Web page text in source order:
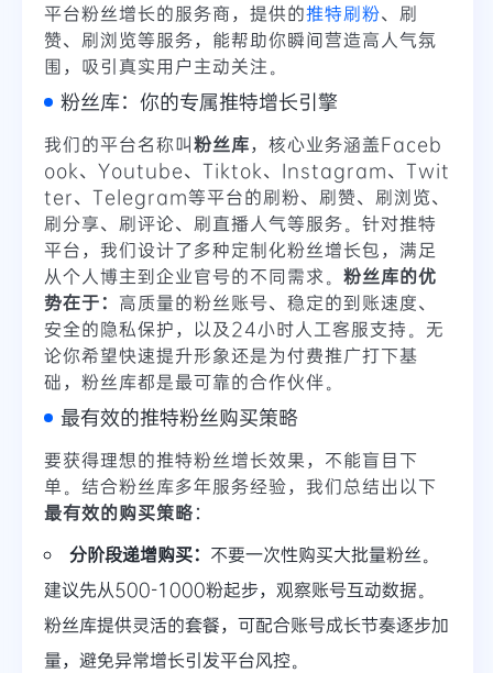
平台粉丝增长的服务商，提供的推特刷粉、刷
赞、刷浏览等服务，能帮助你瞬间营造高人气氛
围，吸引真实用户主动关注。
粉丝库：你的专属推特增长引擎
我们的平台名称叫粉丝库，核心业务涵盖Faceb
ook、Youtube、Tiktok、Instagram、Twit
ter、Telegram等平台的刷粉、刷赞、刷浏览、
刷分享、刷评论、刷直播人气等服务。针对推特
平台，我们设计了多种定制化粉丝增长包，满足
从个人博主到企业官号的不同需求。 粉丝库的优
势在于： 高质量的粉丝账号、稳定的到账速度、
安全的隐私保护，以及24小时人工客服支持。无
论你希望快速提升形象还是为付费推广打下基
础，粉丝库都是最可靠的合作伙伴。
最有效的推特粉丝购买策略
要获得理想的推特粉丝增长效果，不能盲目下
单。结合粉丝库多年服务经验，我们总结出以下
最有效的购买策略：
分阶段递增购买： 不要一次性购买大批量粉丝。
建议先从500-1000粉起步，观察账号互动数据。
粉丝库提供灵活的套餐，可配合账号成长节奏逐步加
量，避免异常增长引发平台风控。